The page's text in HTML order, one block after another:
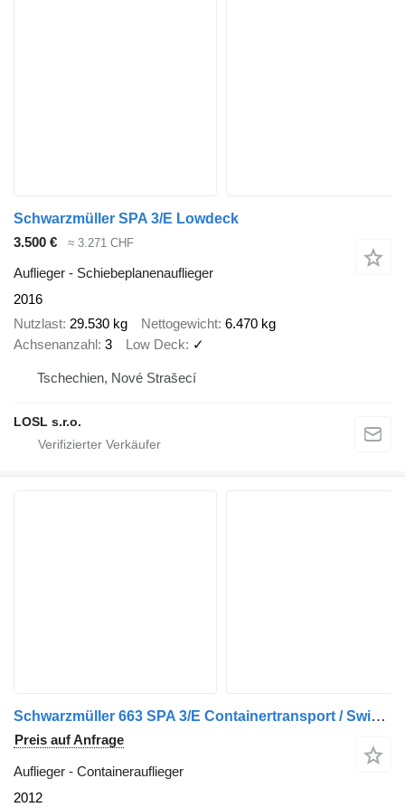
Schwarzmüller SPA 3/E Lowdeck
3.500 €
≈ 3.271 CHF
Auflieger - Schiebeplanenauflieger
2016
Nutzlast 29.530 kg Nettogewicht 6.470 kg
Achsenanzahl 3 Low Deck ✓
Tschechien, Nové Strašecí
LOSL s.r.o.
Schwarzmüller 663 SPA 3/E Containertransport / Swiss-Vehicle
Preis auf Anfrage
Auflieger - Containerauflieger
2012